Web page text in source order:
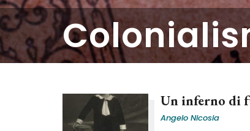
Un inferno di
Angelo Nicosia